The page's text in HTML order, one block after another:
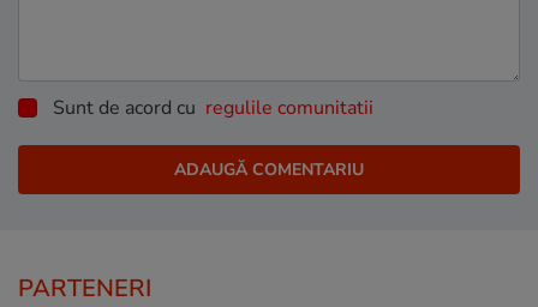
Sunt de acord cu regulile comunitatii
PARTENERI